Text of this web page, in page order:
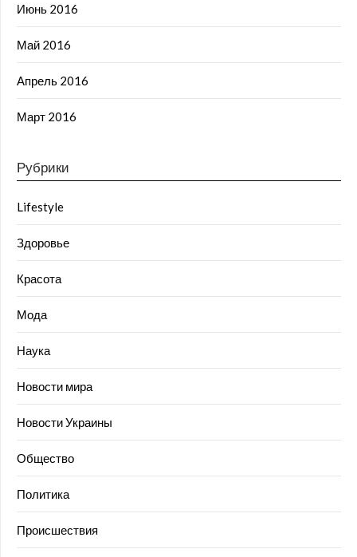
Июнь 2016
Май 2016
Апрель 2016
Март 2016
Рубрики
Lifestyle
Здоровье
Красота
Мода
Наука
Новости мира
Новости Украины
Общество
Политика
Происшествия